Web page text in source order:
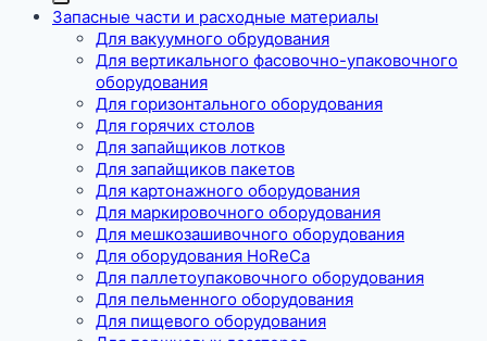
Запасные части и расходные материалы
Для вакуумного обрудования
Для вертикального фасовочно-упаковочного
оборудования
Для горизонтального оборудования
Для горячих столов
Для запайщиков лотков
Для запайщиков пакетов
Для картонажного оборудования
Для маркировочного оборудования
Для мешкозашивочного оборудования
Для оборудования HoReCa
Для паллетоупаковочного оборудования
Для пельменного оборудования
Для пищевого оборудования